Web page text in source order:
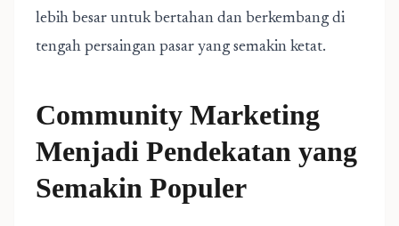
lebih besar untuk bertahan dan berkembang di
tengah persaingan pasar yang semakin ketat.
Community Marketing
Menjadi Pendekatan yang
Semakin Populer